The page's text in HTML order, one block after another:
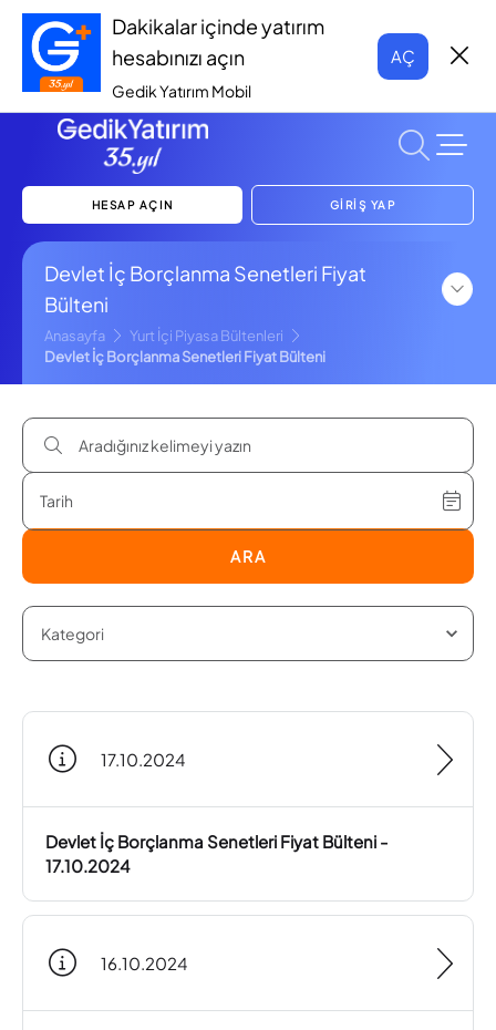
Dakikalar içinde yatırım
hesabınızı açın
Gedik Yatırım Mobil
AÇ
HESAP AÇIN GİRİŞ YAP
Devlet İç Borçlanma Senetleri Fiyat
Bülteni
Anasayfa
Yurt İçi Piyasa Bültenleri
Devlet İç Borçlanma Senetleri Fiyat Bülteni
ARA
17.10.2024
Devlet İç Borçlanma Senetleri Fiyat Bülteni -
17.10.2024
16.10.2024